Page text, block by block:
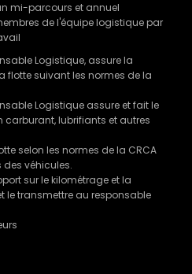
mi-parcours et annuel
de l'équipe logistique par
Logistique, assure la
flotte suivant les normes de la
Logistique assure et fait le
carburant, lubrifiants et autres
selon les normes de la CRCA
des véhicules.
sur le kilométrage et la
transmettre au responsable